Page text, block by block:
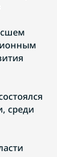
среди